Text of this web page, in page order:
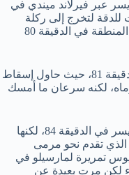
عبر فيرلاند ميندي في
للدقة لتخرج إلى ركلة
مرمى، فيما سدد كروس قذيفة من خارج المنطقة في الدقيقة 80
وسدد كاسيميرو من خارج المنطقة في الدقيقة 81، حيث حاول إسقاط
لكنه سرعان ما أمسك
ومرر مارسيلو كرة مقوسة من الجانب الأيسر في الدقيقة 84، لكنها
تقدم نحو مرمى
تمريرة لمارسيلو في
لكن مرت بعيدة عن